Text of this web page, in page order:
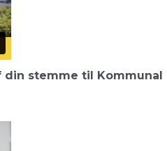
din stemme til Kommunal